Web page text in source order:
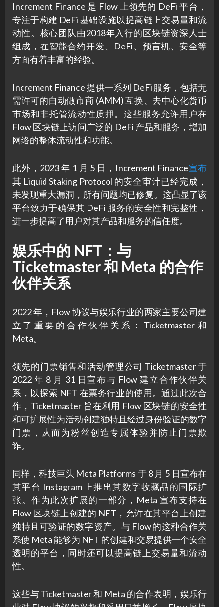
Increment Finance 是 Fl​​ow 上领先的 DeFi 平台，
专注于构建 DeFi 基础设施以提高链上交易量和流
动性。核心团队由2018年入行的区块链资深人士
组成，在智能合约开发、DeFi、预言机、安全等
方面有着丰富的经验。
Increment Finance 提供一系列 DeFi 服务，包括无
需许可的自动做市商 (AMM) 互换、去中心化货币
市场和非托管流动性质押。这些服务允许用户在
Flow 区块链上访问广泛的 DeFi 产品和服务，增加
网络的整体流动性和功能。
此外，2023 年 1 月 5 日，Increment Finance宣布
其 Liquid Staking Protocol 的安全审计已经完成，
未发现重大漏洞，所有问题均已修复。这凸显了该
平台致力于确保其 DeFi 服务的安全性和完整性，
进一步提高了用户对其产品和服务的信任度。
娱乐中的 NFT：与
Ticketmaster 和 Meta 的合作
伙伴关系
2022 年，Flow 协议与娱乐行业的两家主要公司建
立了重要的合作伙伴关系：Ticketmaster 和
Meta。
领先的门票销售和活动管理公司 Ticketmaster 于
2022 年 8 月 31 日宣布与 Flow 建立合作伙伴关
系，以探索 NFT 在票务行业的使用。通过此次合
作，Ticketmaster 旨在利用 Flow 区块链的安全性
和可扩展性为活动创建独特且经过身份验证的数字
门票，从而为粉丝创造专属体验并防止门票欺
诈。
同样，科技巨头 Meta Platforms 于 8 月 5 日宣布在
其平台 Instagram 上推出其数字收藏品的国际扩
张。作为此次扩展的一部分，Meta 宣布支持在
Flow 区块链上创建的 NFT，允许在其平台上创建
独特且可验证的数字资产。与 Flow 的这种合作关
系使 Meta 能够为 NFT 的创建和交易提供一个安全
透明的平台，同时还可以提高链上交易量和流动
性。
这些与 Ticketmaster 和 Meta 的合作表明，娱乐行